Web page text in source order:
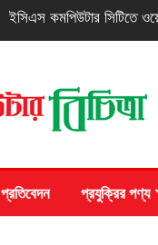
নিরবচ্ছিন্ন পাওয়ার নিশ্চিতে
প্রতিবেদন প্রযুক্রির পণ্য